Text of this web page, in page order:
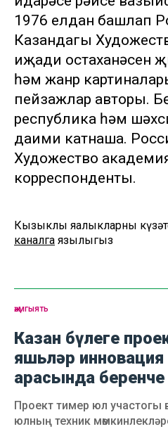
1976 елдан башлап
Казандагы
иҗади остаханәсен
һәм жанр
пейзажлар авторы.
республика һәм
даими катнаша.
Художество
корреспонденты.
Кызыклы яңалыкларны
каналга язылыгыз
җәмгыять
Казан бүлеге
яшьләр
арасында
Проект тимер юл участогы
юлның техник